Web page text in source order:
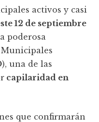
activos y casi
12 de septiembre
poderosa
), una de las
capilaridad en
que confirmarán